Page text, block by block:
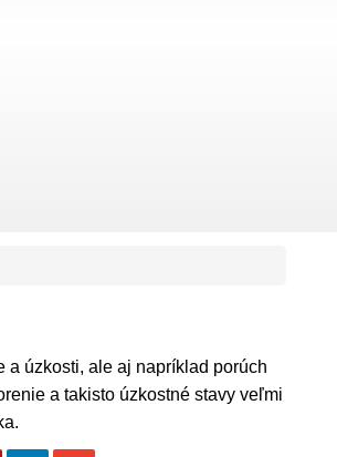
a úzkosti, ale aj napríklad porúch
a takisto úzkostné stavy veľmi